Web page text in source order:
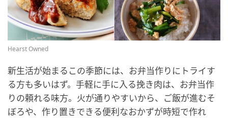
Hearst Owned
新生活が始まるこの季節には、お弁当作りにトライす
る方も多いはず。手軽に手に入る挽き肉は、お弁当作
りの頼れる味方。火が通りやすいから、ご飯が進むそ
ぼろや、作り置きできる便利なおかずが時短で作れ